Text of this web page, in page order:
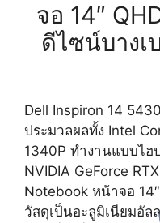
จอ 14″
ดีไซน์บางเ
Dell Inspiron 14
ประมวลผลทั้ง Intel
1340P ทำงานแบบไฮ
NVIDIA GeForce
Notebook หน้าจอ
วัสดุเป็นอะลูมิเนียมอั